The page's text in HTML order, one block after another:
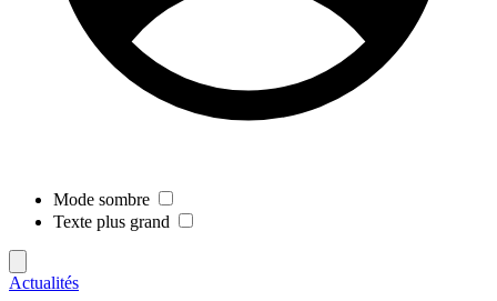
Mode sombre
Texte plus grand
Actualités